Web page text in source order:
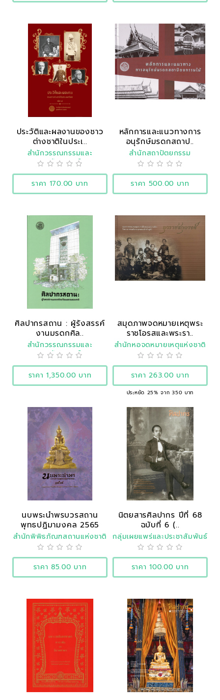
ประวัติและผลงานของชาว
ต่างชาติในประเ..
สำนักวรรณกรรมและ
ประวัติศาสตร์
ราคา 170.00 บาท
หลักการและแนวทางการ
อนุรักษ์มรดกสถาป..
สำนักสถาปัตยกรรม
ราคา 500.00 บาท
ศิลปากรสถาน : ผู้รังสรรค์
งานมรดกศิล..
สำนักวรรณกรรมและ
ประวัติศาสตร์
ราคา 1,350.00 บาท
สมุดภาพจดหมายเหตุพระ
ราชโอรสและพระรา..
สำนักหอจดหมายเหตุแห่งชาติ
ราคา 263.00 บาท
ประหยัด 25% จาก 350 บาท
นบพระนำพรบวรสถาน
พุทธปฏิมามงคล 2565
สำนักพิพิธภัณฑสถานแห่งชาติ
ราคา 85.00 บาท
นิตยสารศิลปากร ปีที่ 68
ฉบับที่ 6 (..
กลุ่มเผยแพร่และประชาสัมพันธ์
ราคา 100.00 บาท